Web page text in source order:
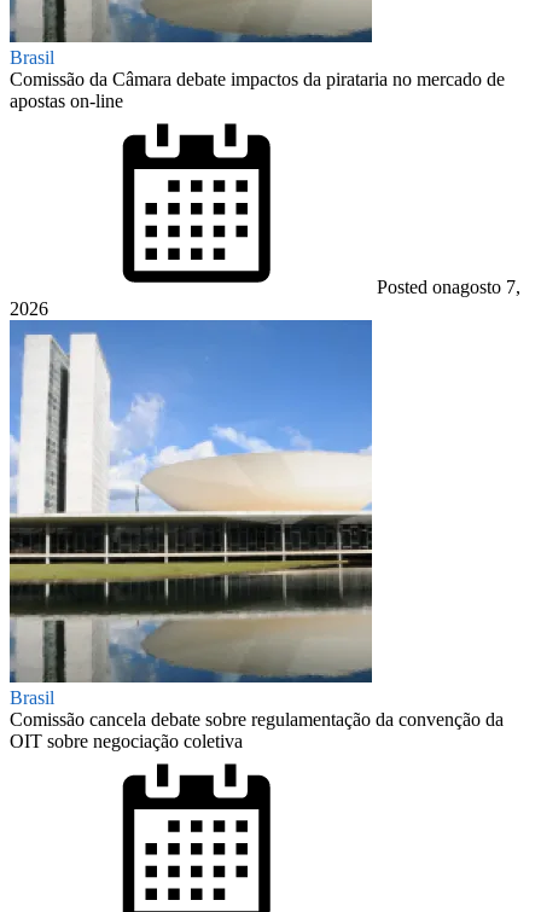
Brasil
Comissão da Câmara debate impactos da pirataria no mercado de
apostas on-line
Posted onagosto 7,
2026
Brasil
Comissão cancela debate sobre regulamentação da convenção da
OIT sobre negociação coletiva